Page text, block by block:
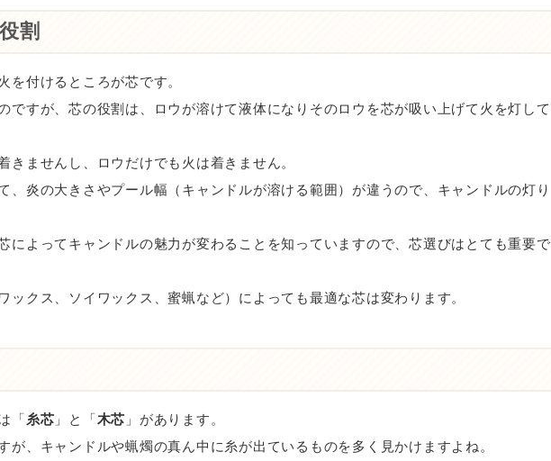
割
を付けるところが芯です。
ですが、芯の役割は、ロウが溶けて液体になりそのロウを芯が吸い上げて火を灯して
きませんし、ロウだけでも火は着きません。
、炎の大きさやプール幅（キャンドルが溶ける範囲）が違うので、キャンドルの灯り
によってキャンドルの魅力が変わることを知っていますので、芯選びはとても重要で
ックス、ソイワックス、蜜蝋など）によっても最適な芯は変わります。
「 糸芯 」と「木芯 」があります。
が、キャンドルや蝋燭の真ん中に糸が出ているものを多く見かけますよね。